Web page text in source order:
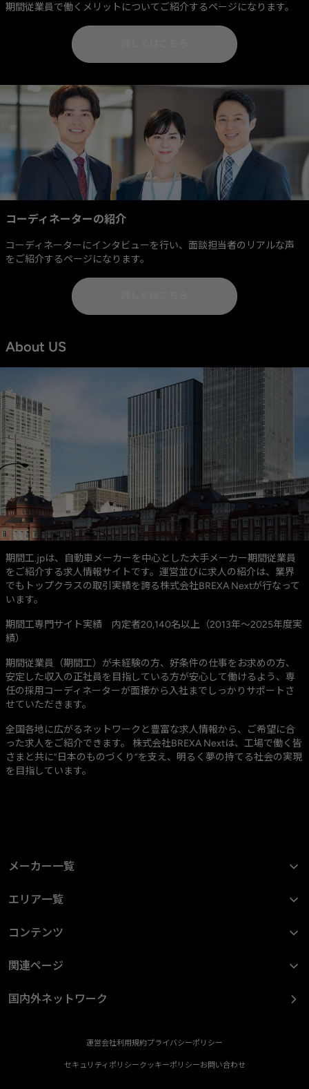
期間従業員で働くメリットについてご紹介するページになります。
コーディネーターの紹介
コーディネーターにインタビューを行い、面談担当者のリアルな声
をご紹介するページになります。
About US
期間工.jpは、自動車メーカーを中心とした大手メーカー期間従業員
をご紹介する求人情報サイトです。運営並びに求人の紹介は、業界
でもトップクラスの取引実績を誇る株式会社BREXA Nextが行なって
います。
期間工専門サイト実績 内定者20,140名以上（2013年～2025年度実
績）
期間従業員（期間工）が未経験の方、好条件の仕事をお求めの方、
安定した収入の正社員を目指している方が安心して働けるよう、専
任の採用コーディネーターが面接から入社までしっかりサポートさ
せていただきます。
全国各地に広がるネットワークと豊富な求人情報から、ご希望に合
った求人をご紹介できます。 株式会社BREXA Nextは、工場で働く皆
さまと共に“日本のものづくり”を支え、明るく夢の持てる社会の実現
を目指しています。
メーカー一覧
エリア一覧
コンテンツ
関連ページ
国内外ネットワーク
運営会社利用規約プライバシーポリシー
セキュリティポリシークッキーポリシーお問い合わせ